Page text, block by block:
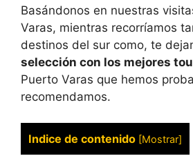
Basándonos en nuestras
Varas, mientras recorríamos
destinos del sur como, te
selección con los mejores
Puerto Varas que hemos
recomendamos.
Indice de contenido [Mostrar]